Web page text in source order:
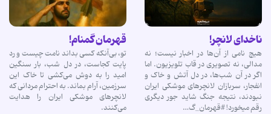
ناخدای لانچر!
هیچ نامی از آن‌ها در اخبار نیست؛ نه
مدالی، نه تصویری در قاب تلویزیون. اما
اگر در آن شب‌ها، در دل آتش و خاک و
انفجار، سربازان لانچرهای موشکی ایران
نبودند، نتیجه جنگ شاید جور دیگری
رقم میخورد! #قهرمان_گ…
قهرمان گمنام!
تو، بی‌آنکه کسی بداند نامت چیست و رد
پایت کجاست، در دل شب، بار سنگین
امید را به دوش می‌کشی تا خاک این
سرزمین، آرام بماند. به احترام مردانی که
لانچرهای موشکی ایران را هدایت
می‌کنند.